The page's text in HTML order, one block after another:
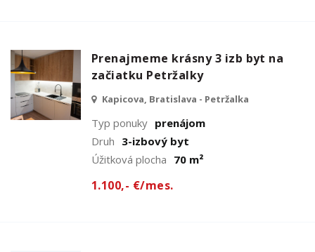
Prenajmeme krásny 3 izb byt na
začiatku Petržalky
Kapicova, Bratislava - Petržalka
Typ ponuky prenájom
Druh 3-izbový byt
Úžitková plocha 70 m²
1.100,- €/mes.